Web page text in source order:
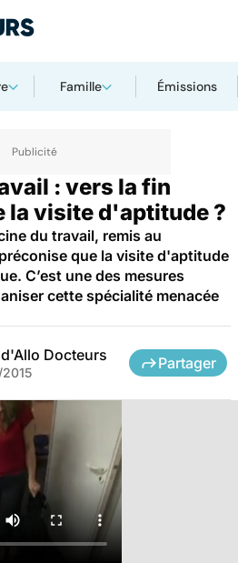
Famille Émissions
: vers la fin
la visite d'aptitude ?
du travail, remis au
que la visite d'aptitude
C’est une des mesures
cette spécialité menacée
Docteurs Partager